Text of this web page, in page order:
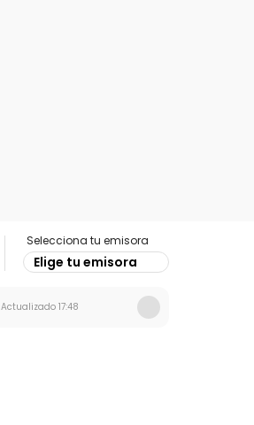
Selecciona tu emisora
Elige tu emisora
Actualizado 17:48